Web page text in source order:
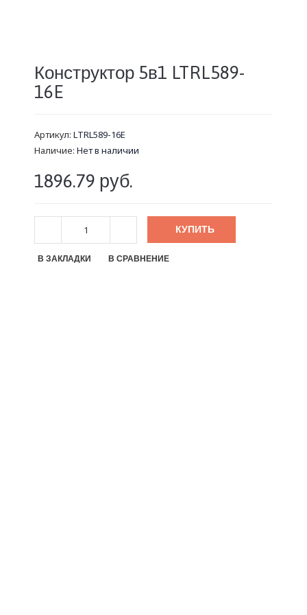
Конструктор 5в1 LTRL589-
16E
Артикул: LTRL589-16E
Наличие: Нет в наличии
1896.79 руб.
КУПИТЬ
В ЗАКЛАДКИ В СРАВНЕНИЕ